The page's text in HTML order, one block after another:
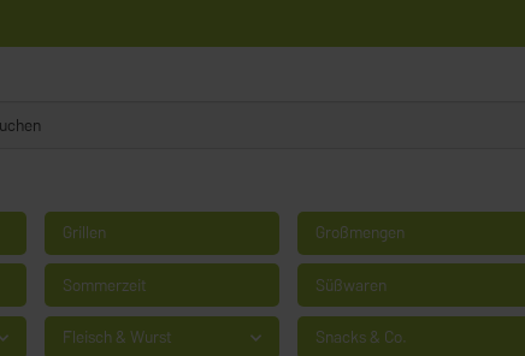
Grillen Großmengen
Sommerzeit Süßwaren
Fleisch & Wurst Snacks & Co.